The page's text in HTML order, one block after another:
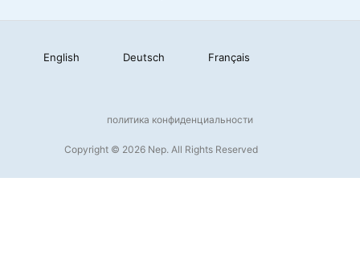
English Deutsch Français
Copyright © 2026 Nep. All Rights Reserved
политика конфиденциальности